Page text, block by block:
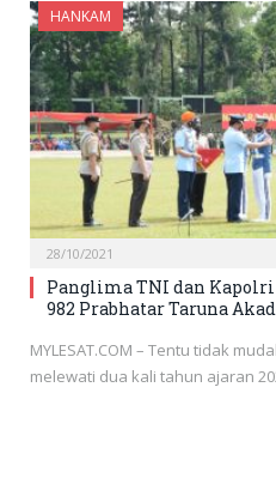
HANKAM
28/10/2021
Panglima TNI dan
982 Prabhatar Taruna
MYLESAT.COM – Tentu tidak
melewati dua kali tahun ajaran